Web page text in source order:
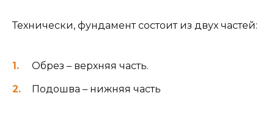
Технически, фундамент состоит из двух частей:
Обрез – верхняя часть.
Подошва – нижняя часть